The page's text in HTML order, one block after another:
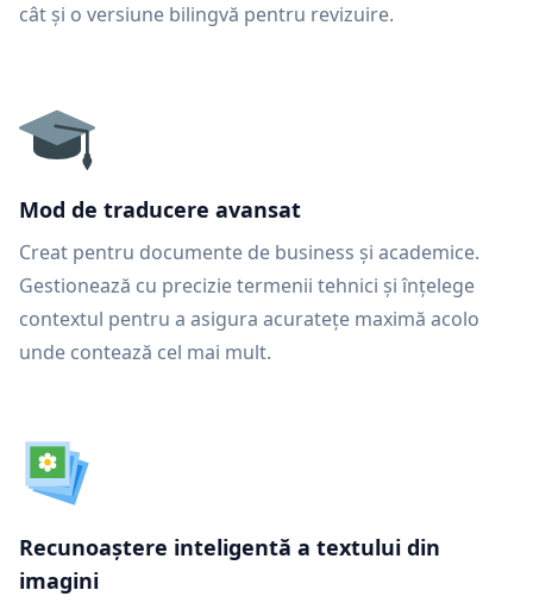
cât și o versiune bilingvă pentru revizuire.
Mod de traducere avansat
Creat pentru documente de business și academice.
Gestionează cu precizie termenii tehnici și înțelege
contextul pentru a asigura acuratețe maximă acolo
unde contează cel mai mult.
Recunoaștere inteligentă a textului din
imagini